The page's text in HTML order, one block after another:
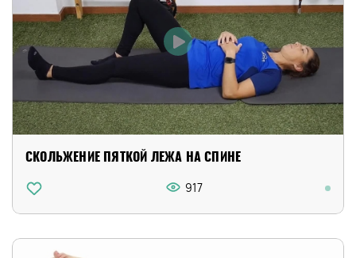
СКОЛЬЖЕНИЕ ПЯТКОЙ ЛЕЖА НА СПИНЕ
917